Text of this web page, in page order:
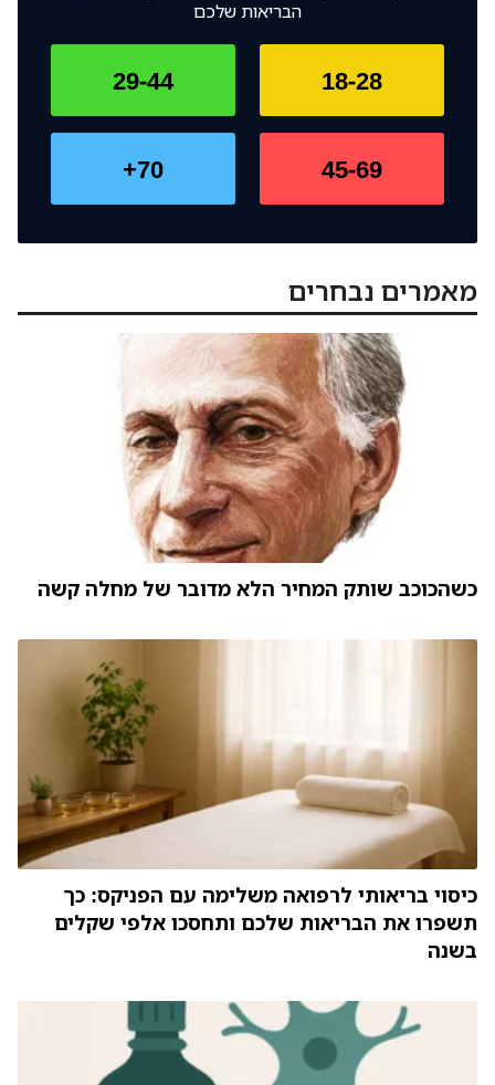
הבריאות שלכם
18-28
29-44
45-69
70+
מאמרים נבחרים
כשהכוכב שותק המחיר הלא מדובר של מחלה קשה
כיסוי בריאותי לרפואה משלימה עם הפניקס: כך
תשפרו את הבריאות שלכם ותחסכו אלפי שקלים
בשנה